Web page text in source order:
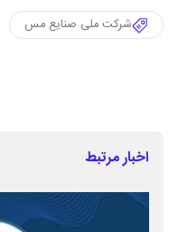
شرکت ملی صنایع مس
اخبار مرتبط